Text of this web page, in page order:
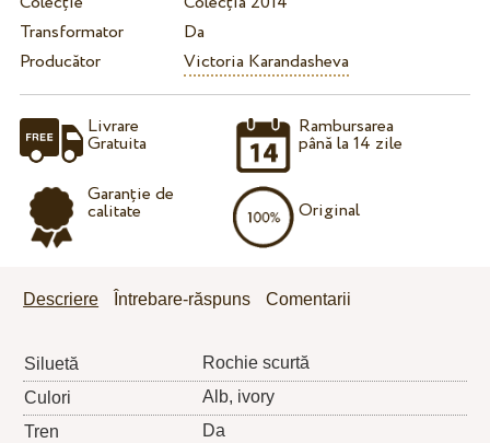
Transformator
Da
Producător
Victoria Karandasheva
Livrare
Gratuita
Garanție de
calitate
Rambursarea
până la 14 zile
Original
Descriere Întrebare-răspuns Comentarii
Siluetă
Rochie scurtă
Culori
Alb, ivory
Tren
Da